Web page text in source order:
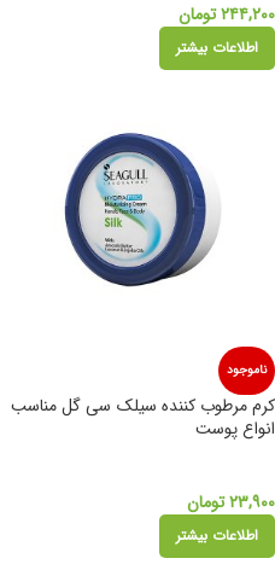
۲۴۴,۲۰۰تومان
اطلاعات بیشتر
ناموجود
کرم مرطوب کننده سیلک سی گل مناسب
انواع پوست
۲۳,۹۰۰تومان
اطلاعات بیشتر